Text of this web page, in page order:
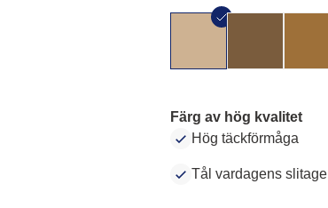
Färg av hög kvalitet
Hög täckförmåga
Tål vardagens slitage